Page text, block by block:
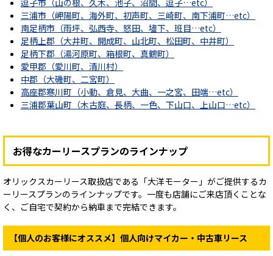
逗子市（山の根、久木、池子、沼間、逗子…etc）
三浦市（岬陽町、海外町、初声町、三崎町、南下浦町…etc）
南足柄市（雨坪、弘西寺、怒田、壗下、班目…etc）
足柄上郡（大井町、開成町、山北町、松田町、中井町）
足柄下郡（湯河原町、箱根町、真鶴町）
愛甲郡（愛川町、清川村）
中郡（大磯町、二宮町）
高座郡寒川町（小動、倉見、大曲、一之宮、田端…etc）
三浦郡葉山町（木古庭、長柄、一色、下山口、上山口…etc）
お得なカーリースプランのラインナップ
オリックスカーリース取扱店である「大洋モーター」がご提供するカ
ーリースプランのラインナップです。一度も店舗にご来店頂くことな
く、ご自宅で契約から納車まで完結できます。
【個人のお客様にオススメ】個人向けマイカー・中古車リース